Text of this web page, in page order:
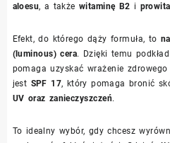
aloesu, a także witaminę B2 i
Efekt, do którego dąży formuła, to
(luminous) cera. Dzięki temu
pomaga uzyskać wrażenie
jest SPF 17, który pomaga bronić
UV oraz zanieczyszczeń.
To idealny wybór, gdy chcesz